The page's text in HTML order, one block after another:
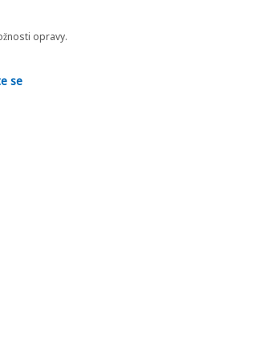
opravy.
se